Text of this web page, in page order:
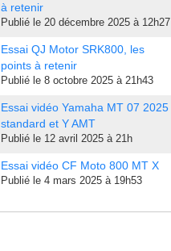
à retenir
Publié le 20 décembre 2025 à 12h27
Essai QJ Motor SRK800, les
points à retenir
Publié le 8 octobre 2025 à 21h43
Essai vidéo Yamaha MT 07 2025
standard et Y AMT
Publié le 12 avril 2025 à 21h
Essai vidéo CF Moto 800 MT X
Publié le 4 mars 2025 à 19h53